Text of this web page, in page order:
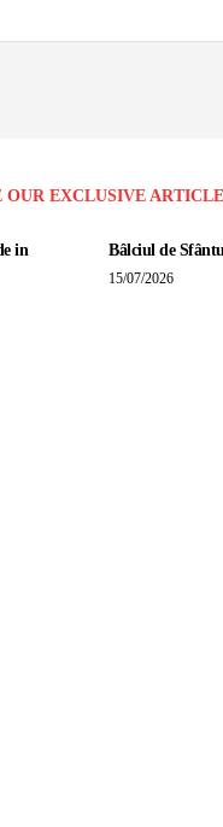
OUR EXCLUSIVE
in
Bâlciul de
15/07/2026